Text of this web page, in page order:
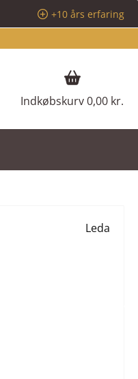
+10 års erfaring
varer
Indkøbskurv0,00 kr.
Leda